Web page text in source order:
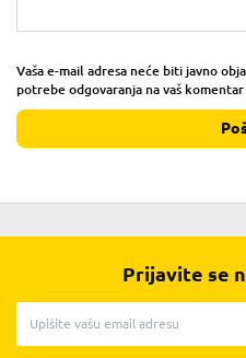
Vaša e-mail adresa neće biti javno
potrebe odgovaranja na vaš
Prijavite se